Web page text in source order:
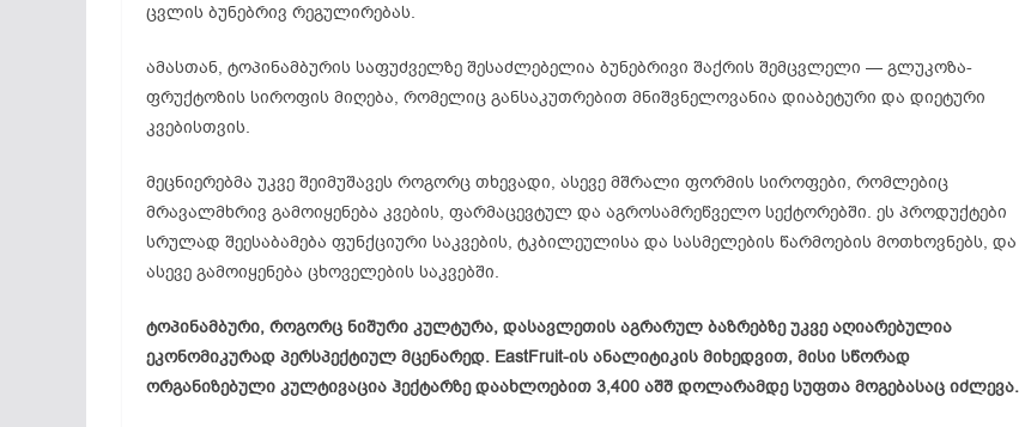
ცვლის ბუნებრივ რეგულირებას.
ამასთან, ტოპინამბურის საფუძველზე შესაძლებელია ბუნებრივი შაქრის შემცვლელი — გლუკოზა-
ფრუქტოზის სიროფის მიღება, რომელიც განსაკუთრებით მნიშვნელოვანია დიაბეტური და დიეტური
კვებისთვის.
მეცნიერებმა უკვე შეიმუშავეს როგორც თხევადი, ასევე მშრალი ფორმის სიროფები, რომლებიც
მრავალმხრივ გამოიყენება კვების, ფარმაცევტულ და აგროსამრეწველო სექტორებში. ეს პროდუქტები
სრულად შეესაბამება ფუნქციური საკვების, ტკბილეულისა და სასმელების წარმოების მოთხოვნებს, და
ასევე გამოიყენება ცხოველების საკვებში.
ტოპინამბური, როგორც ნიშური კულტურა, დასავლეთის აგრარულ ბაზრებზე უკვე აღიარებულია
ეკონომიკურად პერსპექტიულ მცენარედ. EastFruit-ის ანალიტიკის მიხედვით, მისი სწორად
ორგანიზებული კულტივაცია ჰექტარზე დაახლოებით 3,400 აშშ დოლარამდე სუფთა მოგებასაც იძლევა.